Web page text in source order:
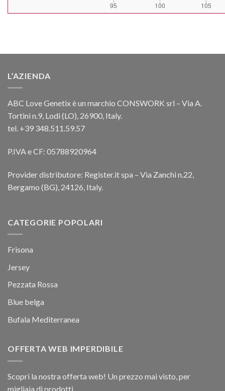
L’AZIENDA
ABC Love Genetix è un marchio CONSWORK srl – Via A.
Tortini n.9, Lodi (LO), 26900, Italy.
tel. +39 348.511.59.57
P.IVA e CF: 05788920964
Provider distributore: Register.it spa – Via Zanchi n.22,
Bergamo (BG), 24126, Italy.
CATEGORIE POPOLARI
Frisona
Jersey
Pezzata Rossa
Blue belga
Bufala Mediterranea
OFFERTA WEB IMPERDIBILE
Scopri la nostra offerta web! Un prezzo mai visto, per
migliaia di prodotti.